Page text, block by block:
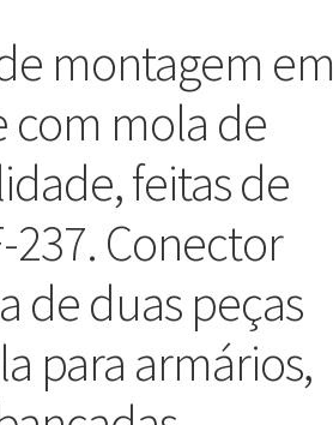
montagem em
com mola de
feitas de
237. Conector
de duas peças
para armários,